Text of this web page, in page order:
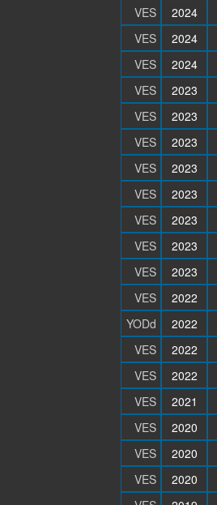
VES
2024
VES
2024
VES
2024
VES
2023
VES
2023
VES
2023
VES
2023
VES
2023
VES
2023
VES
2023
VES
2023
VES
2022
YODd
2022
VES
2022
VES
2022
VES
2021
VES
2020
VES
2020
VES
2020